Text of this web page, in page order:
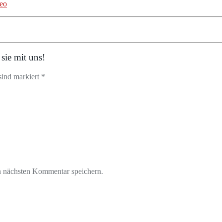
mit uns!
markiert *
Kommentar speichern.